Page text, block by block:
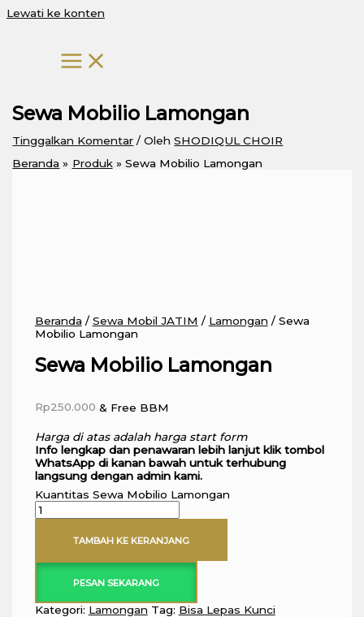
Lewati ke konten
Sewa Mobilio Lamongan
Tinggalkan Komentar / OlehSHODIQUL CHOIR
Beranda
Produk Sewa Mobilio Lamongan
Beranda / Sewa Mobil JATIM / Lamongan / Sewa
Mobilio Lamongan
Sewa Mobilio Lamongan
Rp250.000 & Free BBM
Harga di atas adalah harga start form
Info lengkap dan penawaran lebih lanjut klik tombol
WhatsApp di kanan bawah untuk terhubung
langsung dengan admin kami.
Kuantitas Sewa Mobilio Lamongan
TAMBAH KE KERANJANG
PESAN SEKARANG
Kategori: Lamongan Tag: Bisa Lepas Kunci